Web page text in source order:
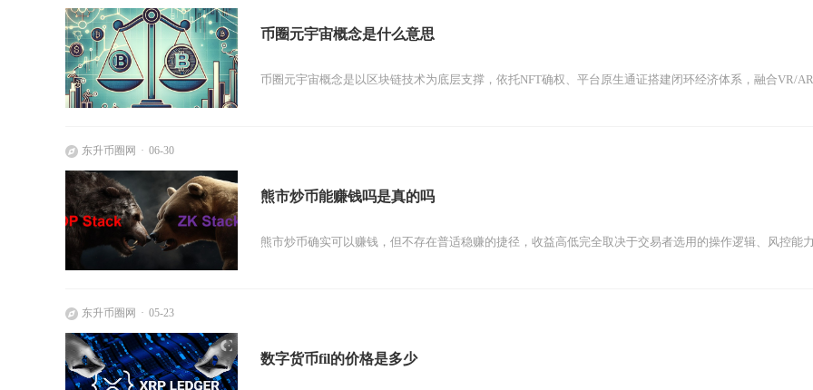
币圈元宇宙概念是什么意思
币圈元宇宙概念是以区块链技术为底层支撑，依托NFT确权、平台原生通证搭建闭环经济体系，融合VR/AR
东升币圈网 06-30
熊市炒币能赚钱吗是真的吗
熊市炒币确实可以赚钱，但不存在普适稳赚的捷径，收益高低完全取决于交易者选用的操作逻辑、风控能
东升币圈网 05-23
数字货币fil的价格是多少